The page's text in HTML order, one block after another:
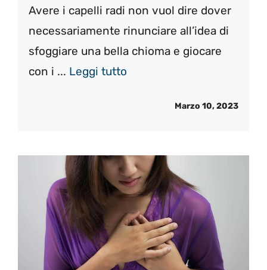
Avere i capelli radi non vuol dire dover
necessariamente rinunciare all’idea di
sfoggiare una bella chioma e giocare
con i ... Leggi tutto
Marzo 10, 2023